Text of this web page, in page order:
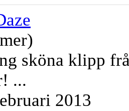
sköna klipp
...
2013